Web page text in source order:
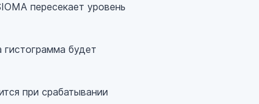
пересекает уровень
гистограмма будет
при срабатывании